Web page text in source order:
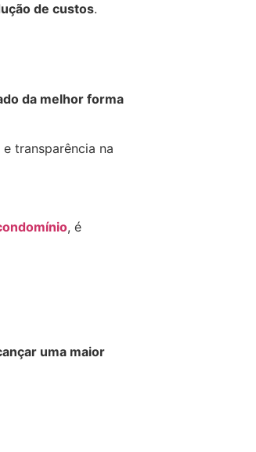
de custos.
da melhor forma
transparência na
, é
uma maior